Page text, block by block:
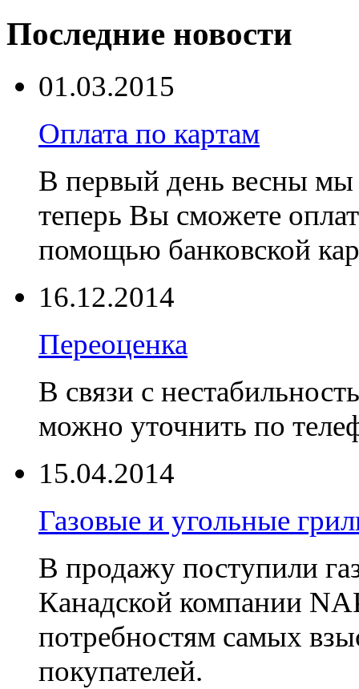
Последние новости
01.03.2015
Оплата по картам
В первый день весны
теперь Вы сможете
помощью банковской
16.12.2014
Переоценка
В связи с
можно уточнить по
15.04.2014
Газовые и угольные
В продажу поступили
Канадской компании
потребностям самых
покупателей.